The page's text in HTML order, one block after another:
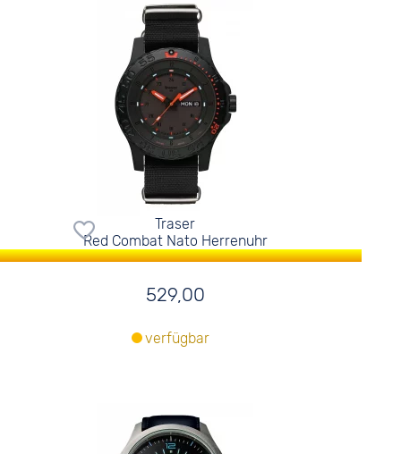
Traser
Red Combat Nato Herrenuhr
529,00
verfügbar